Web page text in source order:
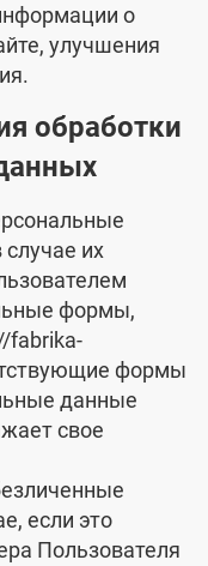
о
улучшения
обработки
их
формы,
fabrika-
формы
данные
свое
если это
Пользователя